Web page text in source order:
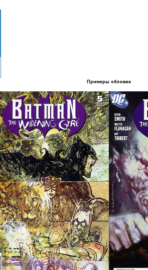
Примеры обложек